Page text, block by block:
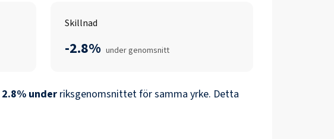
Skillnad
-2.8% under genomsnitt
2.8% under riksgenomsnittet för samma yrke. Detta